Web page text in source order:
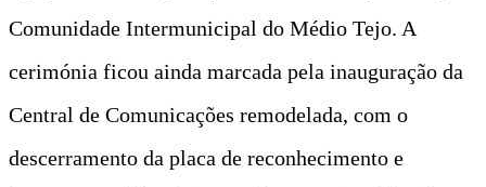
Comunidade Intermunicipal do Médio Tejo. A
cerimónia ficou ainda marcada pela inauguração da
Central de Comunicações remodelada, com o
descerramento da placa de reconhecimento e